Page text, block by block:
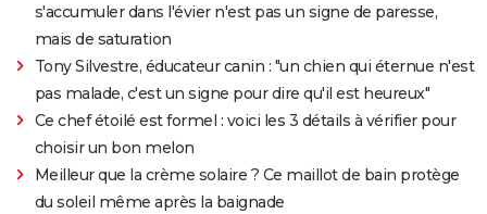
s'accumuler dans l'évier n'est pas un signe de paresse,
mais de saturation
Tony Silvestre, éducateur canin : "un chien qui éternue n'est
pas malade, c'est un signe pour dire qu'il est heureux"
Ce chef étoilé est formel : voici les 3 détails à vérifier pour
choisir un bon melon
Meilleur que la crème solaire ? Ce maillot de bain protège
du soleil même après la baignade